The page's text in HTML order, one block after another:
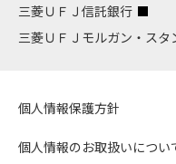
三菱ＵＦＪ信託銀行
三菱ＵＦＪモルガン・スタ
個人情報保護方針
個人情報のお取扱いについ